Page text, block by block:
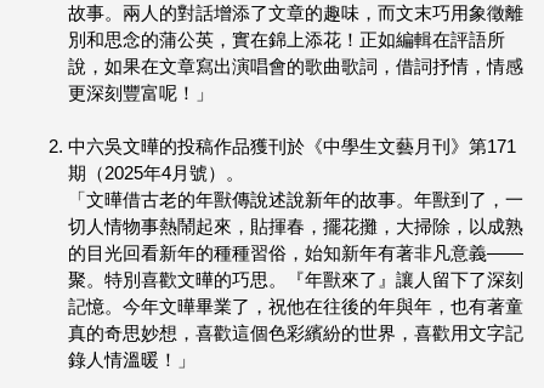
故事。兩人的對話增添了文章的趣味，而文末巧用象徵離
別和思念的蒲公英，實在錦上添花！正如編輯在評語所
說，如果在文章寫出演唱會的歌曲歌詞，借詞抒情，情感
更深刻豐富呢！」
中六吳文曄的投稿作品獲刊於《中學生文藝月刊》第171
期（2025年4月號）。
「文曄借古老的年獸傳說述說新年的故事。年獸到了，一
切人情物事熱鬧起來，貼揮春，擺花攤，大掃除，以成熟
的目光回看新年的種種習俗，始知新年有著非凡意義——
聚。特別喜歡文曄的巧思。『年獸來了』讓人留下了深刻
記憶。今年文曄畢業了，祝他在往後的年與年，也有著童
真的奇思妙想，喜歡這個色彩繽紛的世界，喜歡用文字記
錄人情溫暖！」